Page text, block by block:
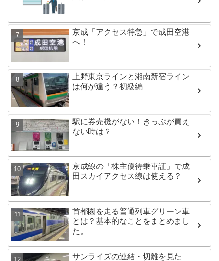
京成「アクセス特急」で成田空港
へ！
上野東京ラインと湘南新宿ライン
は何が違う？初級編
駅に券売機がない！きっぷが買え
ない時は？
京成線の「株主優待乗車証」で成
田スカイアクセス線は使える？
首都圏を走る普通列車グリーン車
とは？基本的なことをまとめまし
た。
サンライズの連結・切離を見た